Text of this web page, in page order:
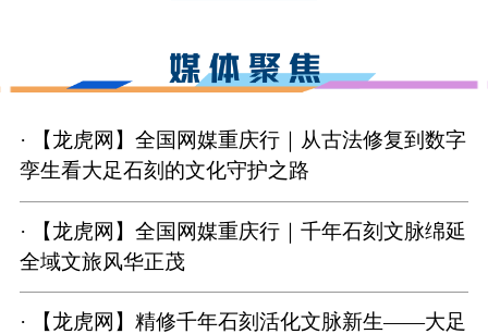
· 【龙虎网】全国网媒重庆行｜从古法修复到数字
孪生看大足石刻的文化守护之路
· 【龙虎网】全国网媒重庆行｜千年石刻文脉绵延
全域文旅风华正茂
· 【龙虎网】精修千年石刻活化文脉新生——大足